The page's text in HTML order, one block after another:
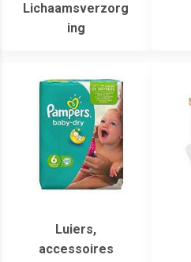
Lichaamsverzorg
ing
Luiers,
accessoires